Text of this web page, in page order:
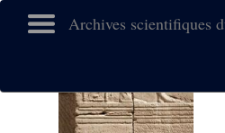
Archives scientifiques